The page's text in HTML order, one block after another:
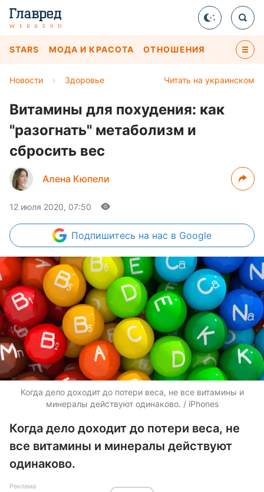
STARS МОДА И КРАСОТА ОТНОШЕНИЯ
Читать на украинском
Новости › Здоровье
Витамины для похудения: как
"разогнать" метаболизм и
сбросить вес
Алена Кюпели
12 июля 2020, 07:50
Подпишитесь на нас в Google
Когда дело доходит до потери веса, не все витамины и
минералы действуют одинаково. / iPhones
Когда дело доходит до потери веса, не
все витамины и минералы действуют
одинаково.
Реклама